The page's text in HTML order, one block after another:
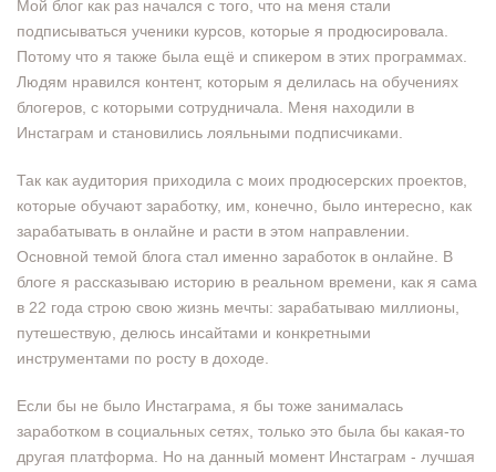
Мой блог как раз начался с того, что на меня стали
подписываться ученики курсов, которые я продюсировала.
Потому что я также была ещё и спикером в этих программах.
Людям нравился контент, которым я делилась на обучениях
блогеров, с которыми сотрудничала. Меня находили в
Инстаграм и становились лояльными подписчиками.
Так как аудитория приходила с моих продюсерских проектов,
которые обучают заработку, им, конечно, было интересно, как
зарабатывать в онлайне и расти в этом направлении.
Основной темой блога стал именно заработок в онлайне. В
блоге я рассказываю историю в реальном времени, как я сама
в 22 года строю свою жизнь мечты: зарабатываю миллионы,
путешествую, делюсь инсайтами и конкретными
инструментами по росту в доходе.
Если бы не было Инстаграма, я бы тоже занималась
заработком в социальных сетях, только это была бы какая-то
другая платформа. Но на данный момент Инстаграм - лучшая